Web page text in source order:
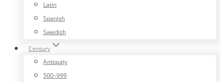
Latin
Spanish
Swedish
Century
Antiquity
500–999